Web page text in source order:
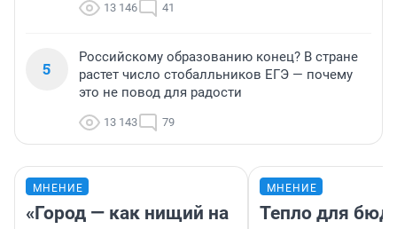
13 146 41
5
Российскому образованию конец? В стране
растет число стобалльников ЕГЭ — почему
это не повод для радости
13 143 79
МНЕНИЕ
«Город — как нищий на
МНЕНИЕ
Тепло для